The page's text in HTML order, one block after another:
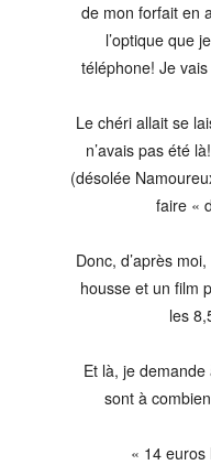
de mon forfait en
l’optique que
téléphone! Je
Le chéri allait se
n’avais pas été
(désolée
faire «
Donc, d’après
housse et un film
les
Et là, je
sont à
« 14 euros